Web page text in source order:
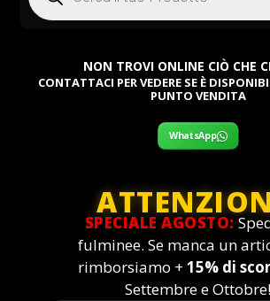
NON TROVI ONLINE CIÒ CHE
CONTATTACI PER VEDERE SE È
PUNTO VENDITA
WhatsApp
SPECIALE AGOSTO:
fulminee. Se manca un
rimborsiamo + 15% di
Settembre e Ottobre!